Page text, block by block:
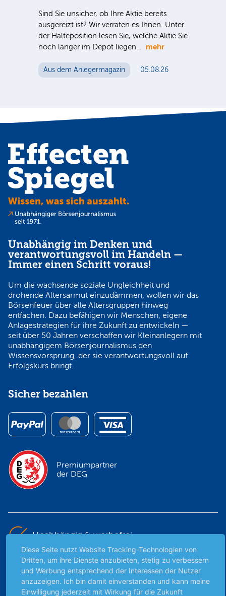
Sind Sie unsicher, ob Ihre Aktie bereits
ausgereizt ist? Wir verraten es Ihnen. Unter
der Halteposition lesen Sie, welche Aktie Sie
noch länger im Depot liegen… mehr
Aus dem Anlegermagazin 05.08.26
Unabhängig im Denken und
verantwortungsvoll im Handeln —
Immer einen Schritt voraus!
Um die wachsende soziale Ungleichheit und
drohende Altersarmut einzudämmen, wollen wir das
Börsenfeuer über alle Altersgruppen hinweg
entfachen. Dazu befähigen wir Menschen, eigene
Anlagestrategien für ihre Zukunft zu entwickeln —
seit über 50 Jahren verschaffen wir Kleinanlegern mit
unabhängigem Börsenjournalismus den
Wissensvorsprung, der sie verantwortungsvoll auf
Erfolgskurs bringt.
Sicher bezahlen
Premiumpartner
der DEG
Unabhängig & werbefrei
Stets am Puls der Zeit
Schutz persönlicher Daten
Diese Seite nutzt Website Tracking-Technologien von
Dritten, um ihre Dienste anzubieten, stetig zu verbessern
und Werbung entsprechend der Interessen der Nutzer
anzuzeigen. Ich bin damit einverstanden und kann meine
Einwilligung jederzeit mit Wirkung für die Zukunft